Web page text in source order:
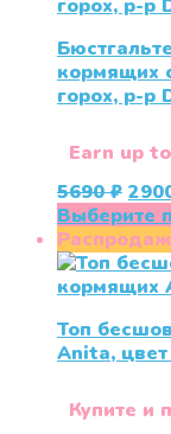
кормящих
горох, р-р
Earn up
5690₽
Выберите
Топ
Anita,
Купите и